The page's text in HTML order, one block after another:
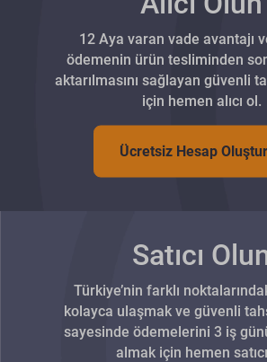
12 Aya varan vade avantajı
ödemenin ürün tesliminden
aktarılmasını sağlayan güvenli
için hemen alıcı ol.
Ücretsiz Hesap
Satıcı
Türkiye’nin farklı
kolayca ulaşmak ve güvenli
sayesinde ödemelerini 3 iş
almak için hemen